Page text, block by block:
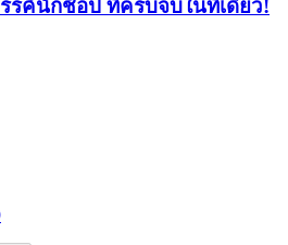
รค์นักช้อป ที่ครบจบในที่เดียว!